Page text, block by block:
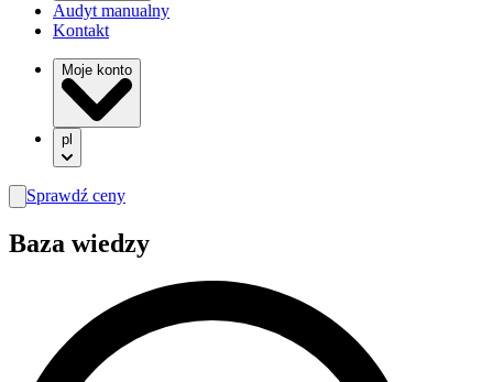
Audyt manualny
Kontakt
Moje konto
pl
search
Sprawdź ceny
Baza wiedzy